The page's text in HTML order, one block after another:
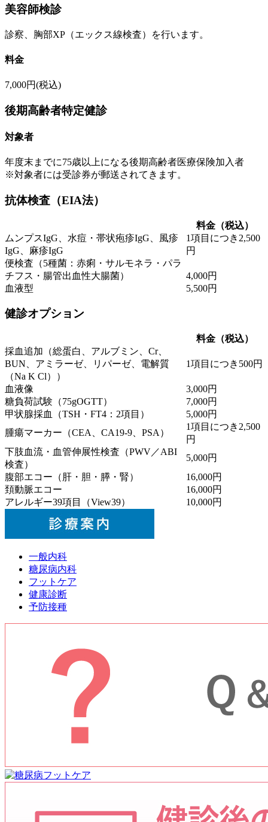
美容師検診
診察、胸部XP（エックス線検査）を行います。
料金
7,000円(税込)
後期高齢者特定健診
対象者
年度末までに75歳以上になる後期高齢者医療保険加入者
※対象者には受診券が郵送されてきます。
抗体検査（EIA法）
料金（税込）
ムンプスIgG、水痘・帯状疱疹IgG、風疹
IgG、麻疹IgG
1項目につき2,500
円
便検査（5種菌：赤痢・サルモネラ・パラ
チフス・腸管出血性大腸菌）
4,000円
血液型
5,500円
健診オプション
料金（税込）
採血追加（総蛋白、アルブミン、Cr、
BUN、アミラーゼ、リパーゼ、電解質
（Na K Cl））
1項目につき500円
血液像
3,000円
糖負荷試験（75gOGTT）
7,000円
甲状腺採血（TSH・FT4：2項目）
5,000円
腫瘍マーカー（CEA、CA19-9、PSA）
1項目につき2,500
円
下肢血流・血管伸展性検査（PWV／ABI
検査）
5,000円
腹部エコー（肝・胆・膵・腎）
16,000円
頚動脈エコー
16,000円
アレルギー39項目（View39）
10,000円
一般内科
糖尿病内科
フットケア
健康診断
予防接種